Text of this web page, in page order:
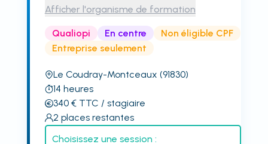
Afficher l'organisme de formation
Qualiopi En centre
Non éligible CPF
Entreprise seulement
Le Coudray-Montceaux (91830)
14 heures
340€ TTC / stagiaire
2 places restantes
Choisissez une session :